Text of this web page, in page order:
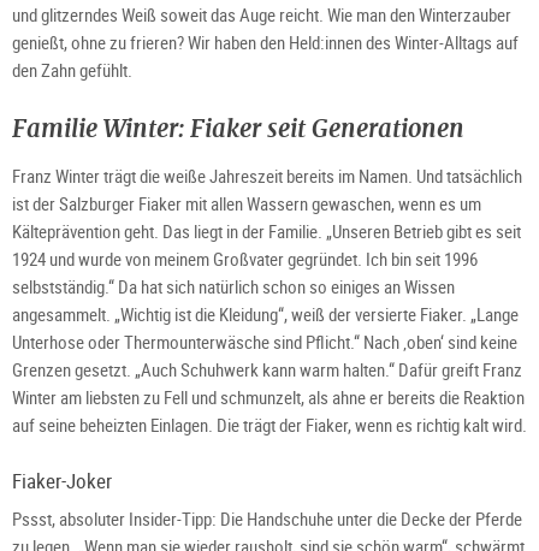
und glitzerndes Weiß soweit das Auge reicht. Wie man den Winterzauber
genießt, ohne zu frieren? Wir haben den Held:innen des Winter-Alltags auf
den Zahn gefühlt.
Familie Winter: Fiaker seit Generationen
Franz Winter trägt die weiße Jahreszeit bereits im Namen. Und tatsächlich
ist der Salzburger Fiaker mit allen Wassern gewaschen, wenn es um
Kälteprävention geht. Das liegt in der Familie. „Unseren Betrieb gibt es seit
1924 und wurde von meinem Großvater gegründet. Ich bin seit 1996
selbstständig.“ Da hat sich natürlich schon so einiges an Wissen
angesammelt. „Wichtig ist die Kleidung“, weiß der versierte Fiaker. „Lange
Unterhose oder Thermounterwäsche sind Pflicht.“ Nach ‚oben‘ sind keine
Grenzen gesetzt. „Auch Schuhwerk kann warm halten.“ Dafür greift Franz
Winter am liebsten zu Fell und schmunzelt, als ahne er bereits die Reaktion
auf seine beheizten Einlagen. Die trägt der Fiaker, wenn es richtig kalt wird.
Fiaker-Joker
Pssst, absoluter Insider-Tipp: Die Handschuhe unter die Decke der Pferde
zu legen. „Wenn man sie wieder rausholt, sind sie schön warm“, schwärmt